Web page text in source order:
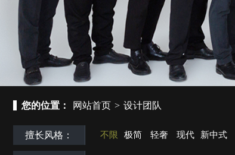
您的位置： 网站首页 > 设计团队
擅长风格： 不限 极简 轻奢 现代 新中式